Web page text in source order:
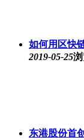
如何用区快
2019-05-25
东港股份首